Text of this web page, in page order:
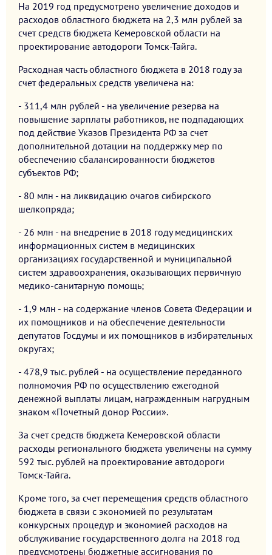
На 2019 год предусмотрено увеличение доходов и
расходов областного бюджета на 2,3 млн рублей за
счет средств бюджета Кемеровской области на
проектирование автодороги Томск-Тайга.
Расходная часть областного бюджета в 2018 году за
счет федеральных средств увеличена на:
- 311,4 млн рублей - на увеличение резерва на
повышение зарплаты работников, не подпадающих
под действие Указов Президента РФ за счет
дополнительной дотации на поддержку мер по
обеспечению сбалансированности бюджетов
субъектов РФ;
- 80 млн - на ликвидацию очагов сибирского
шелкопряда;
- 26 млн - на внедрение в 2018 году медицинских
информационных систем в медицинских
организациях государственной и муниципальной
систем здравоохранения, оказывающих первичную
медико-санитарную помощь;
- 1,9 млн - на содержание членов Совета Федерации и
их помощников и на обеспечение деятельности
депутатов Госдумы и их помощников в избирательных
округах;
- 478,9 тыс. рублей - на осуществление переданного
полномочия РФ по осуществлению ежегодной
денежной выплаты лицам, награжденным нагрудным
знаком «Почетный донор России».
За счет средств бюджета Кемеровской области
расходы регионального бюджета увеличены на сумму
592 тыс. рублей на проектирование автодороги
Томск-Тайга.
Кроме того, за счет перемещения средств областного
бюджета в связи с экономией по результатам
конкурсных процедур и экономией расходов на
обслуживание государственного долга на 2018 год
предусмотрены бюджетные ассигнования по